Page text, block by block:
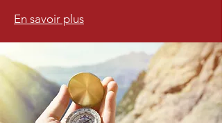
En savoir plus